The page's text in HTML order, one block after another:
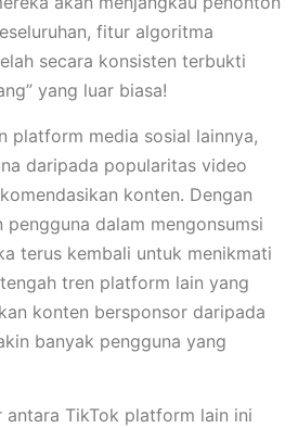
fitur algoritma
secara konsisten terbukti
yang luar biasa!
platform media sosial lainnya,
daripada popularitas video
konten. Dengan
pengguna dalam mengonsumsi
terus kembali untuk menikmati
tren platform lain yang
konten bersponsor daripada
banyak pengguna yang
antara TikTok platform lain ini